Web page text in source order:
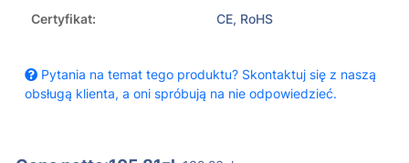
Certyfikat:
CE, RoHS
Pytania na temat tego produktu? Skontaktuj się z naszą
obsługą klienta, a oni spróbują na nie odpowiedzieć.